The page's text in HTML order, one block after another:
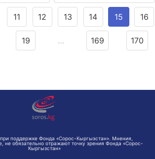
11 12 13 14 15 16
19 … 169 170
поддержке Фонда «Сорос-Кыргызстан». Мнения,
не обязательно отражают точку зрения Фонда «Сорос-
Кыргызстан»